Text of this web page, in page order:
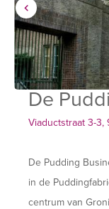
De
Viaductstraat 3-3,
De Pudding
in de
centrum van